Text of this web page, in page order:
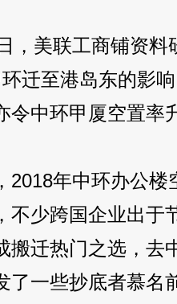
，美联工商铺资
迁至港岛东的影
令中环甲厦空置率
2018年中环办公
不少跨国企业出于
搬迁热门之选，去
了一些抄底者慕名